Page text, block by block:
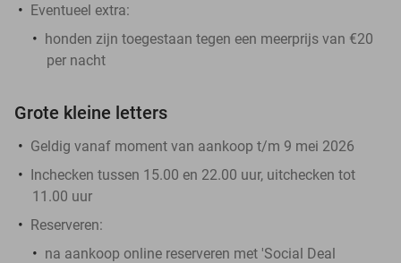
Eventueel extra:
honden zijn toegestaan tegen een meerprijs van €20
per nacht
Grote kleine letters
Geldig vanaf moment van aankoop t/m 9 mei 2026
Inchecken tussen 15.00 en 22.00 uur, uitchecken tot
11.00 uur
Reserveren:
na aankoop online reserveren met 'Social Deal